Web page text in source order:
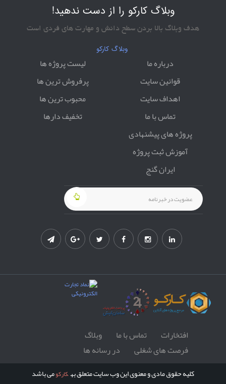
وبلاگ کارکو را از دست ندهید!
هدف وبلاگ بالا بردن سطح دانش و مهارت های فردی است
وبلاگ کارکو
درباره ما
قوانین سایت
اهداف سایت
تماس با ما
لیست پروژه ها
پرفروش ترین ها
محبوب ترین ها
تخفیف دارها
پروژه های پیشنهادی
آموزش ثبت پروژه
ایران گنج
افتخارات تماس با ما
وبلاگ
فرصت های شغلی
در رسانه ها
کلیه حقوق مادی و معنوی این وب سایت متعلق به کارکومی باشد